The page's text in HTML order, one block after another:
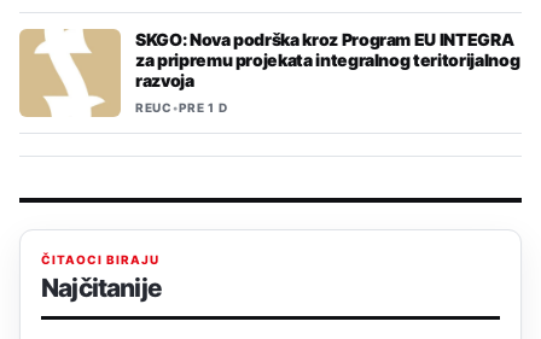
SKGO: Nova podrška kroz Program EU INTEGRA
za pripremu projekata integralnog teritorijalnog
razvoja
REUC•PRE 1 D
ČITAOCI BIRAJU
Najčitanije